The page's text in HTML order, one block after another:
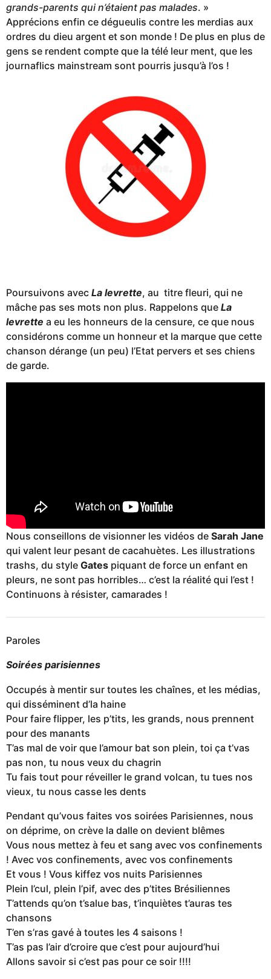
grands-parents qui n’étaient pas malades. »
Apprécions enfin ce dégueulis contre les merdias aux
ordres du dieu argent et son monde ! De plus en plus de
gens se rendent compte que la télé leur ment, que les
journaflics mainstream sont pourris jusqu’à l’os !
Poursuivons avec La levrette, au titre fleuri, qui ne
mâche pas ses mots non plus. Rappelons que La
levrette a eu les honneurs de la censure, ce que nous
considérons comme un honneur et la marque que cette
chanson dérange (un peu) l’Etat pervers et ses chiens
de garde.
Nous conseillons de visionner les vidéos de Sarah Jane
qui valent leur pesant de cacahuètes. Les illustrations
trashs, du style Gates piquant de force un enfant en
pleurs, ne sont pas horribles… c’est la réalité qui l’est !
Continuons à résister, camarades !
Paroles
Soirées parisiennes
Occupés à mentir sur toutes les chaînes, et les médias,
qui disséminent d’la haine
Pour faire flipper, les p’tits, les grands, nous prennent
pour des manants
T’as mal de voir que l’amour bat son plein, toi ça t’vas
pas non, tu nous veux du chagrin
Tu fais tout pour réveiller le grand volcan, tu tues nos
vieux, tu nous casse les dents
Pendant qu’vous faites vos soirées Parisiennes, nous
on déprime, on crève la dalle on devient blêmes
Vous nous mettez à feu et sang avec vos confinements
! Avec vos confinements, avec vos confinements
Et vous ! Vous kiffez vos nuits Parisiennes
Plein l’cul, plein l’pif, avec des p’tites Brésiliennes
T’attends qu’on t’salue bas, t’inquiètes t’auras tes
chansons
T’en s’ras gavé à toutes les 4 saisons !
T’as pas l’air d’croire que c’est pour aujourd’hui
Allons savoir si c’est pas pour ce soir !!!!